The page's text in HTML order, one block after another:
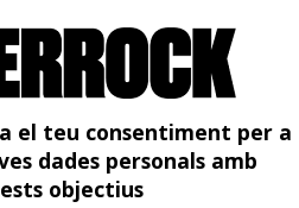
el teu consentiment per a
dades personals amb
objectius